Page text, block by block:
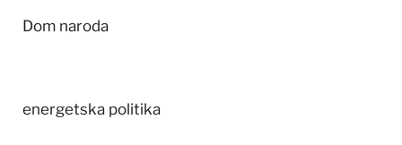
Dom naroda
energetska politika